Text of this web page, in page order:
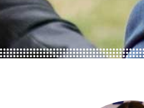
INSCHRIJVEN
ONZE TRAINEES